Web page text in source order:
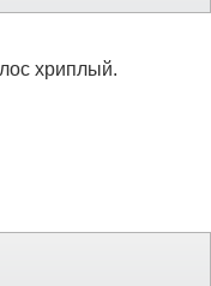
хриплый.